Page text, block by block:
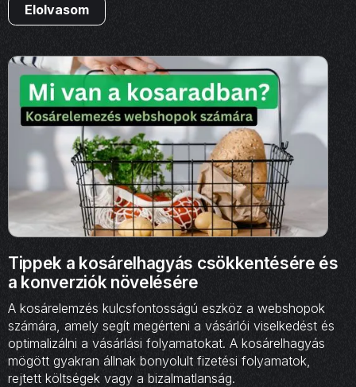
Elolvasom
Tippek a kosárelhagyás csökkentésére és
a konverziók növelésére
A kosárelemzés kulcsfontosságú eszköz a webshopok
számára, amely segít megérteni a vásárlói viselkedést és
optimalizálni a vásárlási folyamatokat. A kosárelhagyás
mögött gyakran állnak bonyolult fizetési folyamatok,
rejtett költségek vagy a bizalmatlanság.